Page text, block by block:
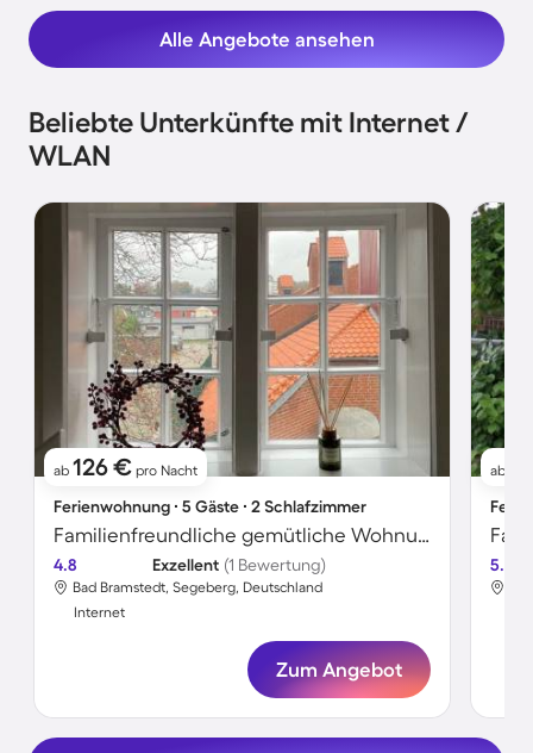
Alle Angebote ansehen
Beliebte Unterkünfte mit Internet /
WLAN
ab 126 € pro Nacht
Ferienwohnung ∙ 5 Gäste ∙ 2 Schlafzimmer
Familienfreundliche gemütliche Wohnung
4.8 Exzellent (1 Bewertung)
Bad Bramstedt, Segeberg, Deutschland
Internet
Zum Angebot
ab
5.0